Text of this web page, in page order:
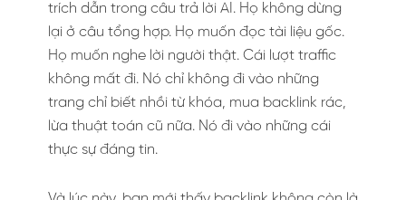
trích dẫn trong câu trả lời AI. Họ không dừng
lại ở câu tổng hợp. Họ muốn đọc tài liệu gốc.
Họ muốn nghe lời người thật. Cái lượt traffic
không mất đi. Nó chỉ không đi vào những
trang chỉ biết nhồi từ khóa, mua backlink rác,
lừa thuật toán cũ nữa. Nó đi vào những cái
thực sự đáng tin.